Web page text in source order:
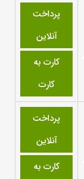
پرداخت
آنلاین
کارت به
کارت
پرداخت
آنلاین
کارت به